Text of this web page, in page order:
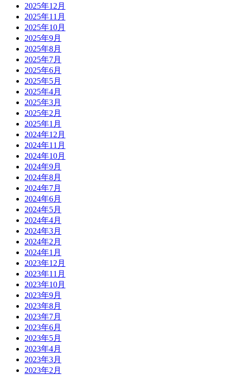
2025年12月
2025年11月
2025年10月
2025年9月
2025年8月
2025年7月
2025年6月
2025年5月
2025年4月
2025年3月
2025年2月
2025年1月
2024年12月
2024年11月
2024年10月
2024年9月
2024年8月
2024年7月
2024年6月
2024年5月
2024年4月
2024年3月
2024年2月
2024年1月
2023年12月
2023年11月
2023年10月
2023年9月
2023年8月
2023年7月
2023年6月
2023年5月
2023年4月
2023年3月
2023年2月